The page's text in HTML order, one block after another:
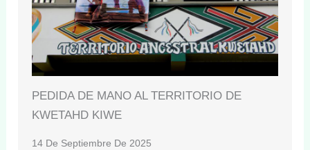
PEDIDA DE MANO AL TERRITORIO DE
KWETAHD KIWE
14 De Septiembre De 2025